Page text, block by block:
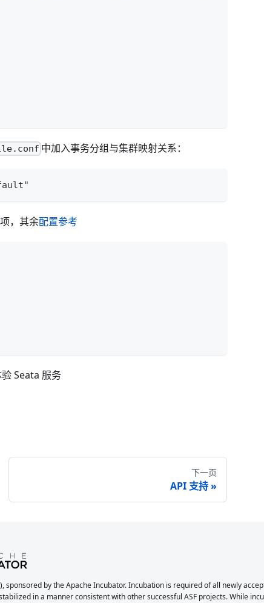
中加入事务分组与集群映射关系：
，其余配置参考
Seata 服务
下一页
API 支持
by the Apache Incubator. Incubation is required of all newly
in a manner consistent with other successful ASF projects. While